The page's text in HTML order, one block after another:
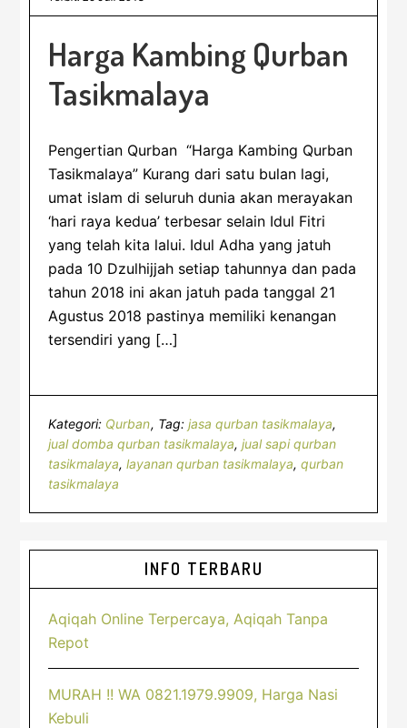
Harga Kambing Qurban
Tasikmalaya
Pengertian Qurban “Harga Kambing Qurban
Tasikmalaya” Kurang dari satu bulan lagi,
umat islam di seluruh dunia akan merayakan
‘hari raya kedua’ terbesar selain Idul Fitri
yang telah kita lalui. Idul Adha yang jatuh
pada 10 Dzulhijjah setiap tahunnya dan pada
tahun 2018 ini akan jatuh pada tanggal 21
Agustus 2018 pastinya memiliki kenangan
tersendiri yang […]
Kategori: Qurban Tag:jasa qurban tasikmalaya,
jual domba qurban tasikmalaya,jual sapi qurban
tasikmalaya,layanan qurban tasikmalaya,qurban
tasikmalaya
Sidebar
Utama
INFO TERBARU
Aqiqah Online Terpercaya, Aqiqah Tanpa
Repot
MURAH !! WA 0821.1979.9909, Harga Nasi
Kebuli